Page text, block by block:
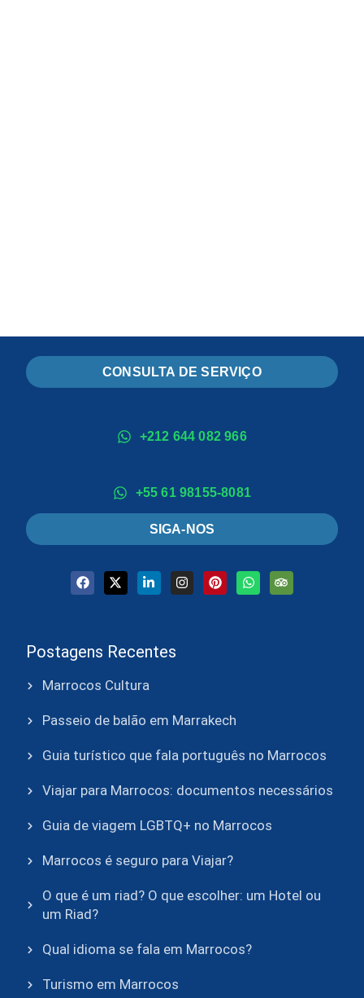
Postagens Recentes
Marrocos Cultura
Passeio de balão em Marrakech
Guia turístico que fala português no Marrocos
Viajar para Marrocos: documentos necessários
Guia de viagem LGBTQ+ no Marrocos
Marrocos é seguro para Viajar?
O que é um riad? O que escolher: um Hotel ou
um Riad?
Qual idioma se fala em Marrocos?
Turismo em Marrocos
CONSULTA DE SERVIÇO
+212 644 082 966
+55 61 98155-8081
SIGA-NOS